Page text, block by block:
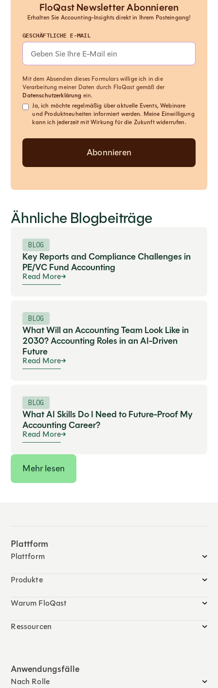
FloQast Newsletter Abonnieren
Erhalten Sie Accounting-Insights direkt in Ihrem Posteingang!
GESCHÄFTLICHE E-MAIL
Mit dem Absenden dieses Formulars willige ich in die
Verarbeitung meiner Daten durch FloQast gemäß der
Datenschutzerklärung ein.
Ja, ich möchte regelmäßig über aktuelle Events, Webinare
und Produktneuheiten informiert werden. Meine Einwilligung
kann ich jederzeit mit Wirkung für die Zukunft widerrufen.
Ähnliche Blogbeiträge
BLOG
Key Reports and Compliance Challenges in
PE/VC Fund Accounting
Read More
BLOG
What Will an Accounting Team Look Like in
2030? Accounting Roles in an AI-Driven
Future
Read More
BLOG
What AI Skills Do I Need to Future-Proof My
Accounting Career?
Read More
Mehr lesen
Plattform
Plattform
Produkte
Warum FloQast
Ressourcen
Anwendungsfälle
Nach Rolle